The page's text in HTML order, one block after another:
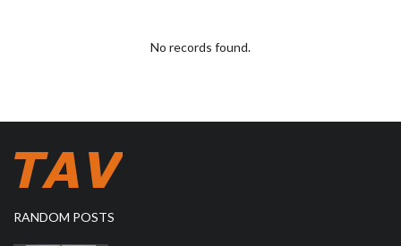
No records found.
RANDOM POSTS